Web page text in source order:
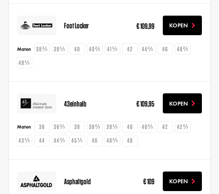
Foot Locker € 109,99 KOPEN
Maten 38⅔ 39⅓ 40 40⅔ 41⅓ 42 44⅔ 46
48⅔
49⅓
43einhalb € 109,95 KOPEN
Maten 36 36⅔ 38 38⅔ 39⅓ 40 40⅔ 42
42⅔
43⅓
44 44⅔ 45⅓ 46 46⅔ 48
Asphaltgold € 109 KOPEN